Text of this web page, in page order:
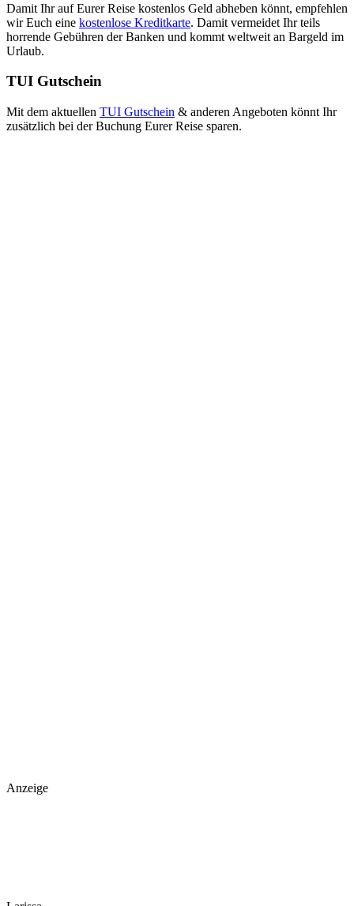
Damit Ihr auf Eurer Reise kostenlos Geld abheben könnt, empfehlen
wir Euch eine kostenlose Kreditkarte. Damit vermeidet Ihr teils
horrende Gebühren der Banken und kommt weltweit an Bargeld im
Urlaub.
TUI Gutschein
Mit dem aktuellen TUI Gutschein & anderen Angeboten könnt Ihr
zusätzlich bei der Buchung Eurer Reise sparen.
Anzeige